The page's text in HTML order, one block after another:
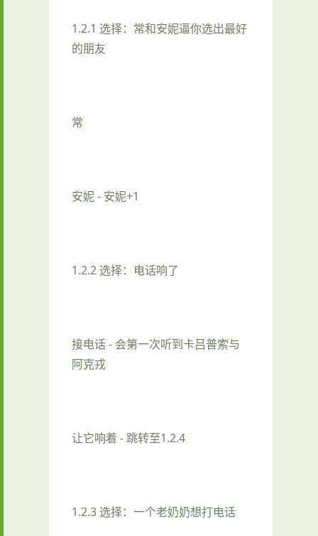
1.2.1 选择：常和安妮逼你选出最好
的朋友
常
安妮 - 安妮+1
1.2.2 选择：电话响了
接电话 - 会第一次听到卡吕普索与
阿克戎
让它响着 - 跳转至1.2.4
1.2.3 选择：一个老奶奶想打电话